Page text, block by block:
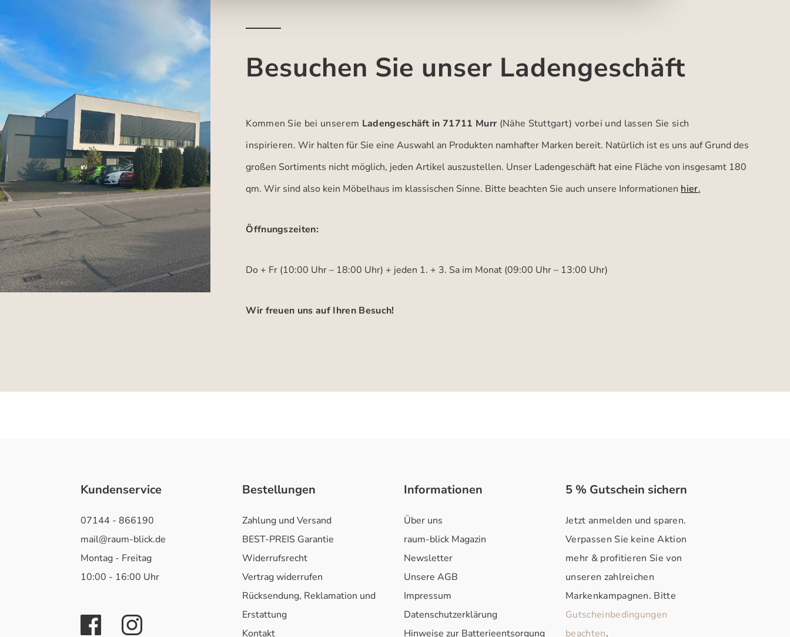
Besuchen Sie unser Ladengeschäft
Kommen Sie bei unserem Ladengeschäft in 71711 Murr (Nähe Stuttgart) vorbei und lassen Sie sich
inspirieren.Wir halten für Sie eine Auswahl an Produkten namhafter Marken bereit. Natürlich ist es uns auf Grund des
großen Sortiments nicht möglich, jeden Artikel auszustellen. Unser Ladengeschäft hat eine Fläche von insgesamt 180
qm. Wir sind also kein Möbelhaus im klassischen Sinne. Bitte beachten Sie auch unsere Informationen hier.
Öffnungszeiten:
Do + Fr (10:00 Uhr – 18:00 Uhr) + jeden 1. + 3. Sa im Monat (09:00 Uhr – 13:00 Uhr)
Wir freuen uns auf Ihren Besuch!
Kundenservice
07144 - 866190
mail@raum-blick.de
Montag - Freitag
10:00 - 16:00 Uhr
Bestellungen
Zahlung und Versand
BEST-PREIS Garantie
Widerrufsrecht
Vertrag widerrufen
Rücksendung, Reklamation und
Erstattung
Kontakt
Informationen
Über uns
raum-blick Magazin
Newsletter
Unsere AGB
Impressum
Datenschutzerklärung
Hinweise zur Batterieentsorgung
5 % Gutschein sichern
Jetzt anmelden und sparen.
Verpassen Sie keine Aktion
mehr & profitieren Sie von
unseren zahlreichen
Markenkampagnen. Bitte
Gutscheinbedingungen
beachten.